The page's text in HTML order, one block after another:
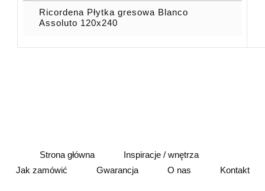
Ricordena Płytka gresowa Blanco
Assoluto 120x240
Strona główna
Inspiracje / wnętrza
Jak zamówić
Gwarancja O nas Kontakt